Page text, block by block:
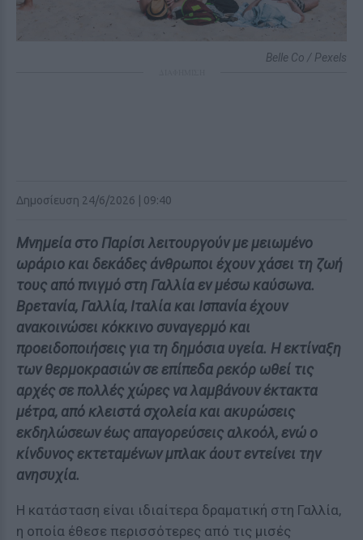
Belle Co / Pexels
Δημοσίευση 24/6/2026 | 09:40
Μνημεία στο Παρίσι λειτουργούν με μειωμένο
ωράριο και δεκάδες άνθρωποι έχουν χάσει τη ζωή
τους από πνιγμό στη Γαλλία εν μέσω καύσωνα.
Βρετανία, Γαλλία, Ιταλία και Ισπανία έχουν
ανακοινώσει κόκκινο συναγερμό και
προειδοποιήσεις για τη δημόσια υγεία. Η εκτίναξη
των θερμοκρασιών σε επίπεδα ρεκόρ ωθεί τις
αρχές σε πολλές χώρες να λαμβάνουν έκτακτα
μέτρα, από κλειστά σχολεία και ακυρώσεις
εκδηλώσεων έως απαγορεύσεις αλκοόλ, ενώ ο
κίνδυνος εκτεταμένων μπλακ άουτ εντείνει την
ανησυχία.
Η κατάσταση είναι ιδιαίτερα δραματική στη Γαλλία,
η οποία έθεσε περισσότερες από τις μισές